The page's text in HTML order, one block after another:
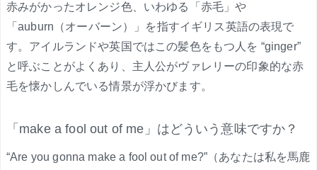
赤みがかったオレンジ色、いわゆる「赤毛」や
「auburn（オーバーン）」を指すイギリス英語の表現で
す。アイルランドや英国ではこの髪色をもつ人を “ginger”
と呼ぶことがよくあり、主人公がヴァレリーの印象的な赤
毛を懐かしんでいる情景が浮かびます。
「make a fool out of me」はどういう意味ですか？
“Are you gonna make a fool out of me?”（あなたは私を馬鹿